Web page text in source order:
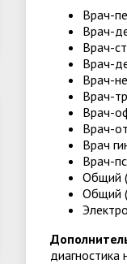
Врач-
Врач-
Врач-
Врач-
Врач-
Врач-
Врач-
Врач-
Врач
Врач-
Общий
Общий